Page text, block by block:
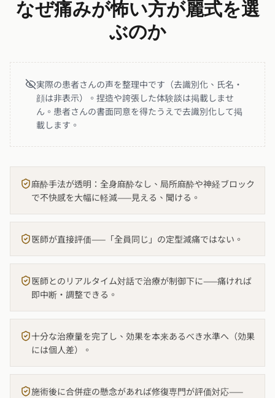
なぜ痛みが怖い方が麗式を選
ぶのか
実際の患者さんの声を整理中です（去識別化、氏名・
顔は非表示）。捏造や誇張した体験談は掲載しませ
ん。患者さんの書面同意を得たうえで去識別化して掲
載します。
麻酔手法が透明：全身麻酔なし、局所麻酔や神経ブロック
で不快感を大幅に軽減——見える、聞ける。
医師が直接評価——「全員同じ」の定型減痛ではない。
医師とのリアルタイム対話で治療が制御下に——痛ければ
即中断・調整できる。
十分な治療量を完了し、効果を本来あるべき水準へ（効果
には個人差）。
施術後に合併症の懸念があれば修復専門が評価対応——